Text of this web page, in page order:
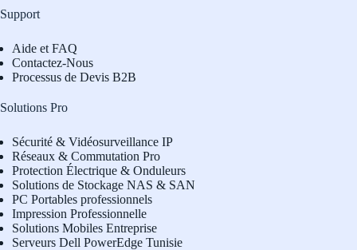
Support
Aide et FAQ
Contactez-Nous
Processus de Devis B2B
Solutions Pro
Sécurité & Vidéosurveillance IP
Réseaux & Commutation Pro
Protection Électrique & Onduleurs
Solutions de Stockage NAS & SAN
PC Portables professionnels
Impression Professionnelle
Solutions Mobiles Entreprise
Serveurs Dell PowerEdge Tunisie